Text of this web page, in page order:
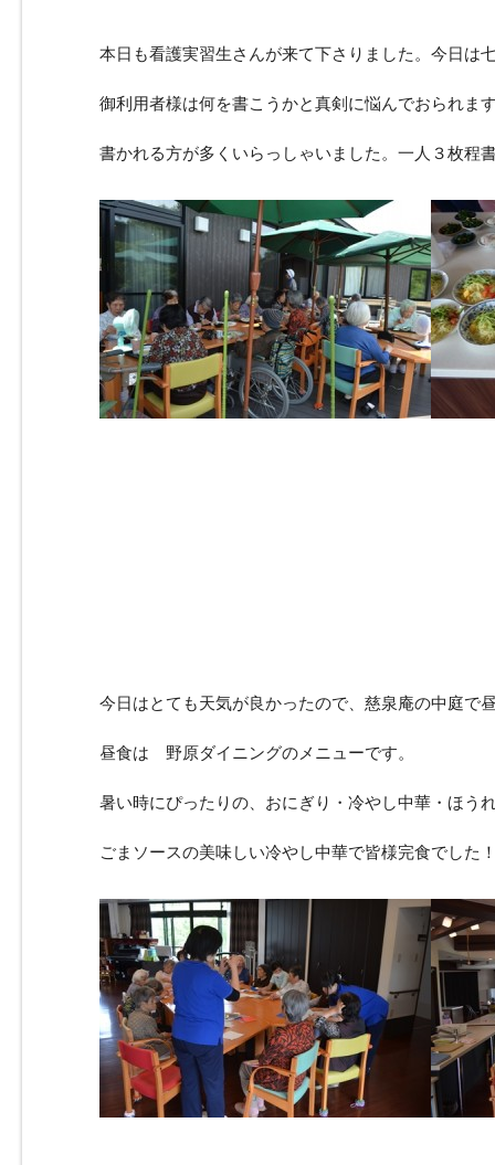
本日も看護実習生さんが来て下さりました。今日は
御利用者様は何を書こうかと真剣に悩んでおられま
書かれる方が多くいらっしゃいました。一人３枚程
今日はとても天気が良かったので、慈泉庵の中庭で
昼食は 野原ダイニングのメニューです。
暑い時にぴったりの、おにぎり・冷やし中華・ほう
ごまソースの美味しい冷やし中華で皆様完食でした